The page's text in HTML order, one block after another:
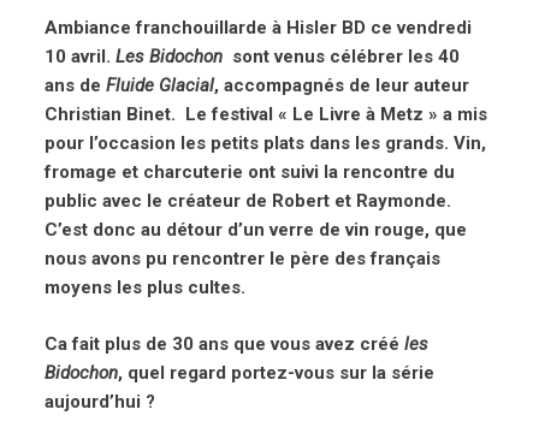
Ambiance franchouillarde à Hisler BD ce vendredi
10 avril. Les Bidochon sont venus célébrer les 40
ans deFluide Glacial, accompagnés de leur auteur
Christian Binet. Le festival « Le Livre à Metz » a mis
pour l’occasion les petits plats dans les grands. Vin,
fromage et charcuterie ont suivi la rencontre du
public avec le créateur de Robert et Raymonde.
C’est donc au détour d’un verre de vin rouge, que
nous avons pu rencontrer le père des français
moyens les plus cultes.
Ca fait plus de 30 ans que vous avez crééles
Bidochon, quel regard portez-vous sur la série
aujourd’hui ?